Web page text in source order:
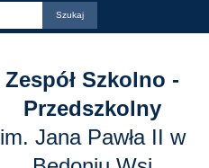
Zespół Szkolno -
Przedszkolny
im. Jana Pawła II w